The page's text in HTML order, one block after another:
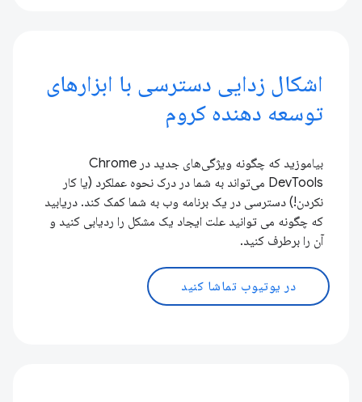
اشکال زدایی دسترسی با ابزارهای
توسعه دهنده کروم
بیاموزید که چگونه ویژگی‌های جدید در Chrome
DevTools می‌تواند به شما در درک نحوه عملکرد (یا کار
نکردن!) دسترسی در یک برنامه وب به شما کمک کند. دریابید
که چگونه می توانید علت ایجاد یک مشکل را ردیابی کنید و
آن را برطرف کنید.
در یوتیوب تماشا کنید